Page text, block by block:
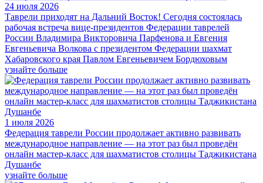
24 июля 2026
Таврели приходят на Дальний Восток! Сегодня состоялась
рабочая встреча вице-президентов Федерации таврелей
России Владимира Викторовича Парфенова и Евгения
Евгеньевича Волкова с президентом Федерации шахмат
Хабаровского края Павлом Евгеньевичем Бордюховым
узнайте больше
1 июля 2026
Федерация таврели России продолжает активно развивать
международное направление — на этот раз был проведён
онлайн мастер-класс для шахматистов столицы Таджикистана
Душанбе
узнайте больше